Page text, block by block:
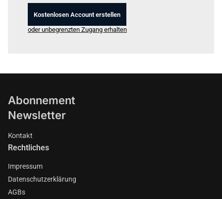
Kostenlosen Account erstellen
oder unbegrenzten Zugang erhalten
Abonnement
Newsletter
Kontakt
Rechtliches
Impressum
Datenschutzerklärung
AGBs